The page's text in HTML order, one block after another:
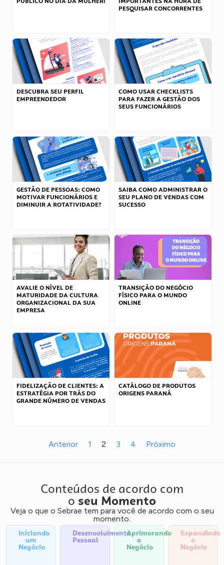
PESQUISAR CONCORRENTES
DESCUBRA SEU PERFIL
EMPREENDEDOR
COMO USAR CHECKLISTS
PARA FAZER A GESTÃO DOS
SEUS FUNCIONÁRIOS
GESTÃO DE PESSOAS: COMO
MOTIVAR FUNCIONÁRIOS E
DIMINUIR A ROTATIVIDADE?
SAIBA COMO ADMINISTRAR O
SEU PLANO DE VENDAS COM
SUCESSO
AVALIE O NÍVEL DE
MATURIDADE DA CULTURA
ORGANIZACIONAL DA SUA
EMPRESA
TRANSIÇÃO DO NEGÓCIO
FÍSICO PARA O MUNDO
ONLINE
FIDELIZAÇÃO DE CLIENTES: A
ESTRATÉGIA POR TRÁS DO
GRANDE NÚMERO DE VENDAS
CATÁLOGO DE PRODUTOS
ORIGENS PARANÁ
Anterior 1 2 3 4 Próximo
Conteúdos de acordo com
o seu Momento
Veja o que o Sebrae tem para você de acordo com o seu
momento:
Iniciando
um
Negócio
Desenvolvimento
Pessoal
Aprimorando
o
Negócio
Expandindo
o
Negócio